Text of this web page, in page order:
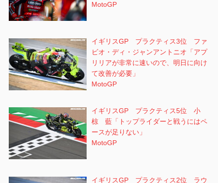
MotoGP
イギリスGP プラクティス3位 ファ
ビオ・ディ・ジャンアントニオ「アプ
リリアが非常に速いので、明日に向け
て改善が必要」
MotoGP
イギリスGP プラクティス5位 小
椋 藍「トップライダーと戦うにはペ
ースが足りない」
MotoGP
イギリスGP プラクティス2位 ラウ